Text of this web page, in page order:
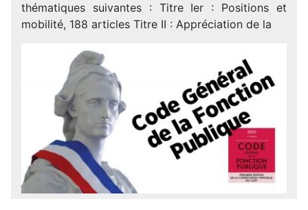
thématiques suivantes : Titre Ier : Positions et
mobilité, 188 articles Titre II : Appréciation de la